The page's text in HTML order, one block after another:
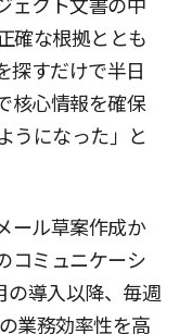
ェクト文書の中
確な根拠ととも
探すだけで半日
核心情報を確保
うになった」と
ール草案作成か
コミュニケーシ
の導入以降、毎週
業務効率性を高